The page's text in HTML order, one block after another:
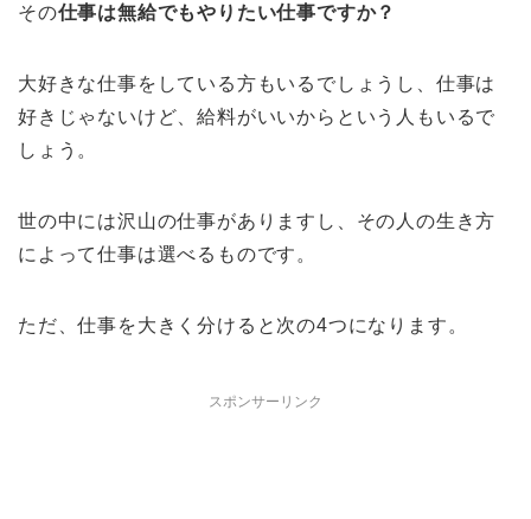
その仕事は無給でもやりたい仕事ですか？
大好きな仕事をしている方もいるでしょうし、仕事は
好きじゃないけど、給料がいいからという人もいるで
しょう。
世の中には沢山の仕事がありますし、その人の生き方
によって仕事は選べるものです。
ただ、仕事を大きく分けると次の4つになります。
スポンサーリンク